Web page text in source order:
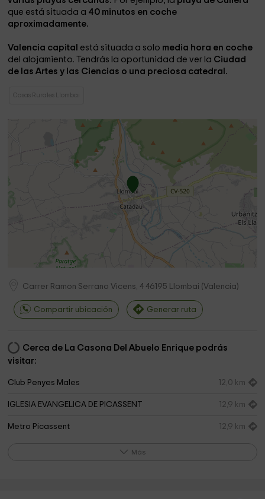
que está situada a 40 minutos en coche
aproximadamente.
Valencia capital está situada a solo media hora en coche
del alojamiento. Tendrás la oportunidad de ver la Ciudad
de las Artes y las Ciencias o una preciosa catedral.
Casas Rurales Llombai
Carrer Ramon Serrano Vicens, 4 46195 Llombai (Valencia)
Compartir ubicación Generar ruta
Cerca de La Casona Del Abuelo Enrique podrás
visitar:
Club Penyes Males 12,0 km
IGLESIA EVANGELICA DE PICASSENT 12,9 km
Metro Picassent 12,9 km
Más